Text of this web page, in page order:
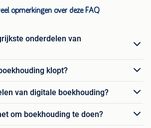
opmerkingen over deze FAQ
onderdelen van
klopt?
van digitale boekhouding?
om boekhouding te doen?